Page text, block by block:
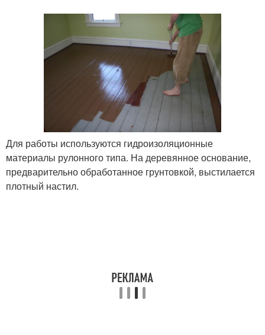
Для работы используются гидроизоляционные
материалы рулонного типа. На деревянное основание,
предварительно обработанное грунтовкой, выстилается
плотный настил.